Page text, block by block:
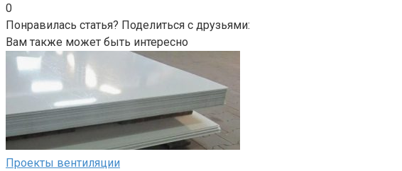
0
Понравилась статья? Поделиться с друзьями:
Вам также может быть интересно
Проекты вентиляции